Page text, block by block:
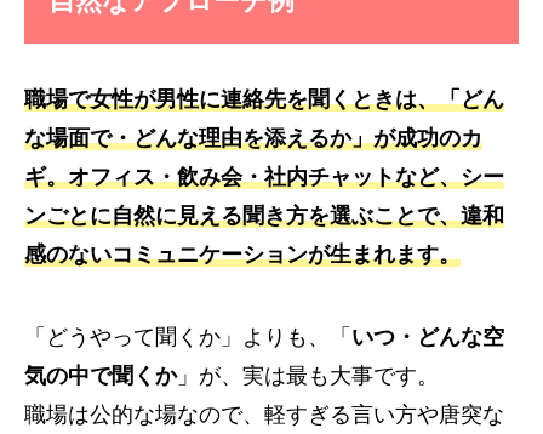
職場で女性が男性に連絡先を聞くときは、「どん
な場面で・どんな理由を添えるか」が成功のカ
ギ。オフィス・飲み会・社内チャットなど、シー
ンごとに自然に見える聞き方を選ぶことで、違和
感のないコミュニケーションが生まれます。
「どうやって聞くか」よりも、「 いつ・どんな空
気の中で聞くか」が、実は最も大事です。
職場は公的な場なので、軽すぎる言い方や唐突な